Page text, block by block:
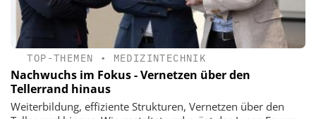
TOP-THEMEN • MEDIZINTECHNIK
Nachwuchs im Fokus - Vernetzen über den
Tellerrand hinaus
Weiterbildung, effiziente Strukturen, Vernetzen über den